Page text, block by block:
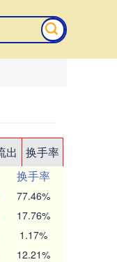
出
换手率
换手率
77.46%
17.76%
1.17%
12.21%